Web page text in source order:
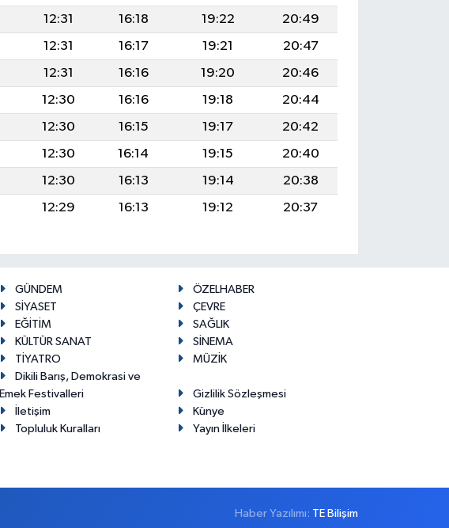
12:31 16:18 19:22
20:49
12:31 16:17 19:21
20:47
12:31 16:16 19:20
20:46
12:30 16:16 19:18
20:44
12:30 16:15 19:17
20:42
12:30 16:14 19:15
20:40
12:30 16:13 19:14
20:38
12:29 16:13 19:12 20:37
GÜNDEM
ÖZELHABER
SİYASET
ÇEVRE
EĞİTİM
SAĞLIK
KÜLTÜR SANAT
SİNEMA
TİYATRO
MÜZİK
Dikili Barış, Demokrasi ve
Emek Festivalleri
Gizlilik Sözleşmesi
İletişim
Künye
Topluluk Kuralları
Yayın İlkeleri
Haber Yazılımı: TE Bilişim